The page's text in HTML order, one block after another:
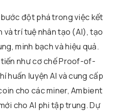
đột phá trong việc kết
trí tuệ nhân tạo (AI), tạo
minh bạch và hiệu quả.
như cơ chế Proof-of-
huấn luyện AI và cung cấp
cho các miner, Ambient
cho AI phi tập trung. Dự